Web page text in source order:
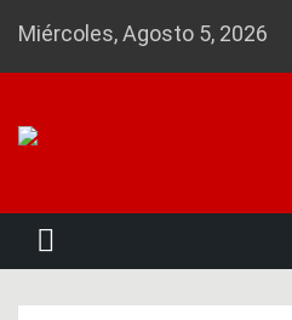
Miércoles, Agosto 5, 2026